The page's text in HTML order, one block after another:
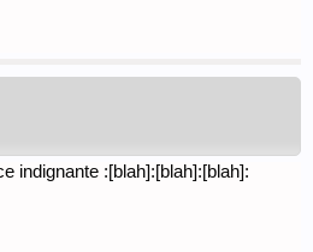
indignante :[blah]:[blah]:[blah]: